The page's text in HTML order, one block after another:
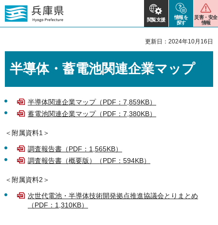
閲覧支援
情報を
探す
災害・安全
情報
更新日：2024年10月16日
半導体・蓄電池関連企業マップ
半導体関連企業マップ（PDF：7,859KB）
蓄電池関連企業マップ（PDF：7,380KB）
＜附属資料1＞
調査報告書（PDF：1,565KB）
調査報告書（概要版）（PDF：594KB）
＜附属資料2＞
次世代電池・半導体技術開発拠点推進協議会とりまとめ
（PDF：1,310KB）